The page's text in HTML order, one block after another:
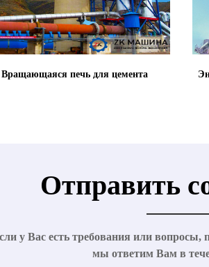
Вращающаяся печь для цемента
Отправить
у Вас есть требования или вопросы,
мы ответим Вам в